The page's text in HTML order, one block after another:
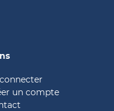
un compte